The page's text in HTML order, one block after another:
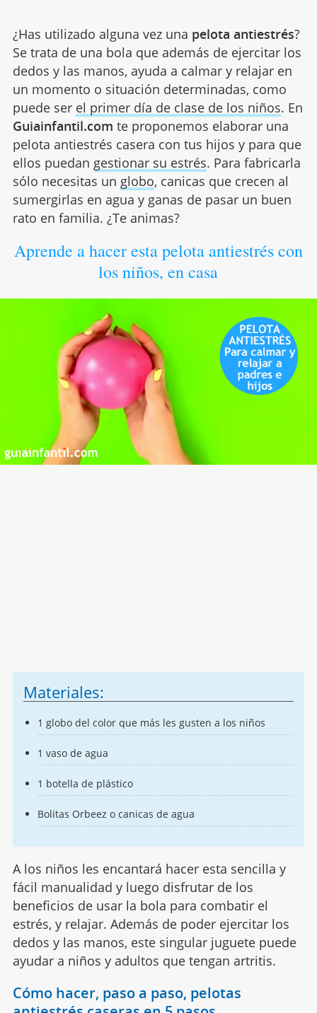
¿Has utilizado alguna vez una pelota antiestrés?
Se trata de una bola que además de ejercitar los
dedos y las manos, ayuda a calmar y relajar en
un momento o situación determinadas, como
puede ser el primer día de clase de los niños. En
Guiainfantil.com te proponemos elaborar una
pelota antiestrés casera con tus hijos y para que
ellos puedan gestionar su estrés. Para fabricarla
sólo necesitas un globo, canicas que crecen al
sumergirlas en agua y ganas de pasar un buen
rato en familia. ¿Te animas?
Aprende a hacer esta pelota antiestrés con
los niños, en casa
Materiales:
1 globo del color que más les gusten a los niños
1 vaso de agua
1 botella de plástico
Bolitas Orbeez o canicas de agua
A los niños les encantará hacer esta sencilla y
fácil manualidad y luego disfrutar de los
beneficios de usar la bola para combatir el
estrés, y relajar. Además de poder ejercitar los
dedos y las manos, este singular juguete puede
ayudar a niños y adultos que tengan artritis.
Cómo hacer, paso a paso, pelotas